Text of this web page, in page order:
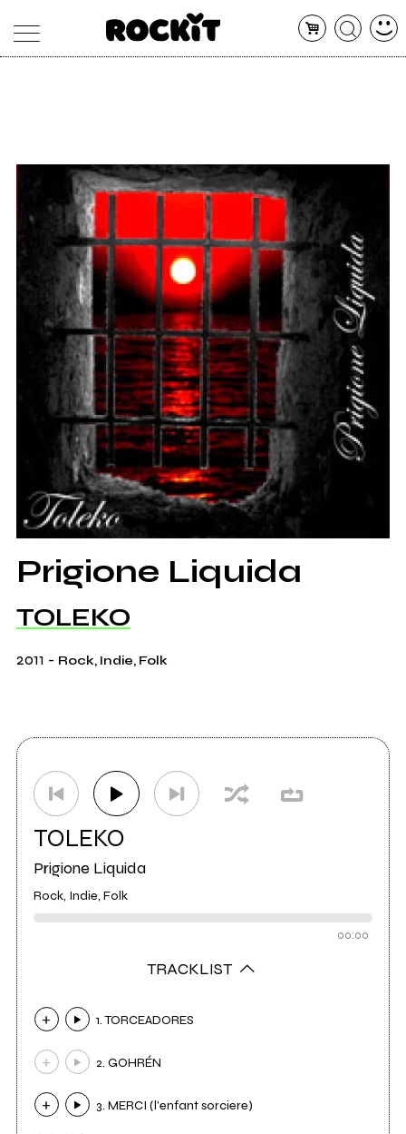
ARTISTI
CONCERTI
SHOP
RADIO
Prigione Liquida
TOLEKO
2011 - Rock, Indie, Folk
TOLEKO
Prigione Liquida
Rock, Indie, Folk
00:00
TRACKLIST
1. TORCEADORES
2. GOHRÉN
3. MERCI (l’enfant sorciere)